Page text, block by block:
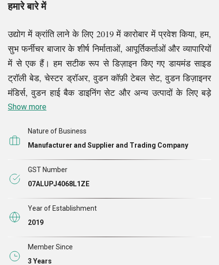
हमारे बारे में
उद्योग में क्रांति लाने के लिए 2019 में कारोबार में प्रवेश किया, हम,
सुभ फर्नीचर बाजार के शीर्ष निर्माताओं, आपूर्तिकर्ताओं और व्यापारियों
में से एक हैं। हम सटीक रूप से डिज़ाइन किए गए डायमंड साइड
ट्रॉली बेड, चेस्टर ड्रॉअर, वुडन कॉफ़ी टेबल सेट, वुडन डिज़ाइनर
मंडिर्स, वुडन हाई बैक डाइनिंग सेट और अन्य उत्पादों के लिए बड़े
ग्राहकों की मांगों को सफलतापूर्वक पूरा करने में लिप्त हैं।
अधिकतम ग्राहक संतुष्टि प्रदान करने के लिए हमारा अटूट समर्पण
हमें अपने पैरों की उंगलियों पर खड़ा कर रहा है, और इस प्रकार, हम
उद्योग में मानक स्थापित कर रहे हैं। हम सस्ती कीमतों के बदले
विशिष्ट रूप से डिज़ाइन की गई उत्पाद श्रृंखला पेश करते हैं। आधे
दशक से अधिक समय से, हम अपने ग्राहकों की मांगों को
सफलतापूर्वक पूरा कर रहे हैं और उनकी अपेक्षाओं को पार कर रहे
हैं। आज तक, हमारे पास 100% ग्राहकों की संतुष्टि का सकारात्मक
ट्रैक रिकॉर्ड है। हम निश्चित रूप से सही व्यावसायिक दृष्टिकोण और
शीर्ष पर पहुंचने के लिए उच्च उत्साह के साथ भविष्य में सफलता के
Show more
Nature of Business
Manufacturer and Supplier and Trading Company
GST Number
07ALUPJ4068L1ZE
Year of Establishment
2019
Member Since
3 Years